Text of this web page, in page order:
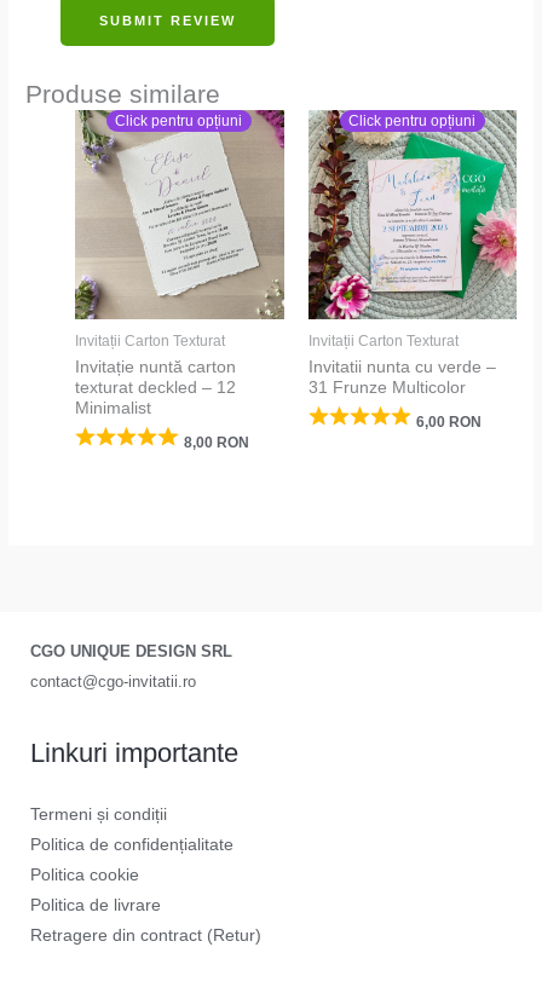
SUBMIT REVIEW
Produse similare
Click pentru opțiuni
Invitații Carton Texturat
Invitație nuntă carton
texturat deckled – 12
Minimalist
8,00 RON
Click pentru opțiuni
Invitații Carton Texturat
Invitatii nunta cu verde –
31 Frunze Multicolor
6,00 RON
CGO UNIQUE DESIGN SRL
contact@cgo-invitatii.ro
Linkuri importante
Termeni și condiții
Politica de confidențialitate
Politica cookie
Politica de livrare
Retragere din contract (Retur)